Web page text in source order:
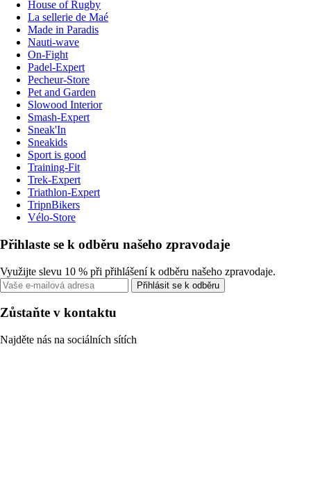
House of Rugby
La sellerie de Maé
Made in Paradis
Nauti-wave
On-Fight
Padel-Expert
Pecheur-Store
Pet and Garden
Slowood Interior
Smash-Expert
Sneak'In
Sneakids
Sport is good
Training-Fit
Trek-Expert
Triathlon-Expert
TripnBikers
Vélo-Store
Přihlaste se k odběru našeho zpravodaje
Využijte slevu 10 % při přihlášení k odběru našeho zpravodaje.
Přihlásit se k odběru
Zůstaňte v kontaktu
Najděte nás na sociálních sítích